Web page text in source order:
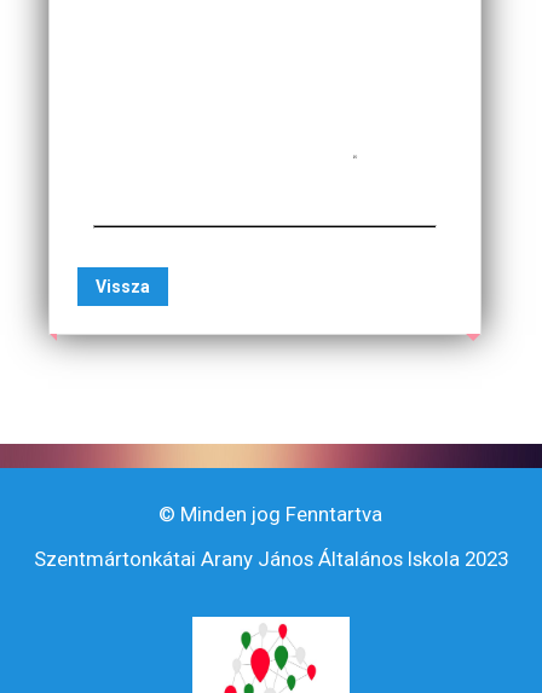
Vissza
© Minden jog Fenntartva
Szentmártonkátai Arany János Általános Iskola 2023